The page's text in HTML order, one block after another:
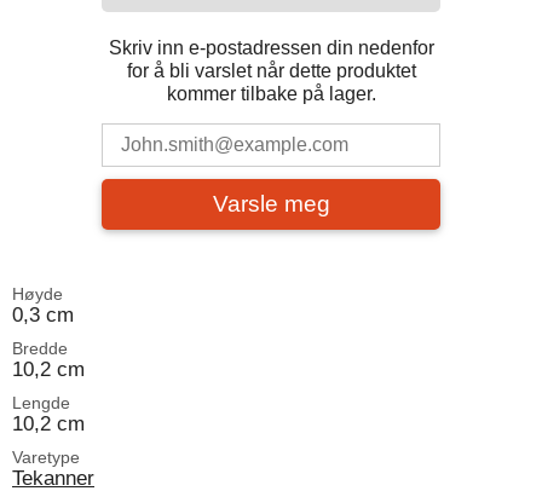
Skriv inn e-postadressen din nedenfor
for å bli varslet når dette produktet
kommer tilbake på lager.
Varsle meg
Høyde
0,3 cm
Bredde
10,2 cm
Lengde
10,2 cm
Varetype
Tekanner